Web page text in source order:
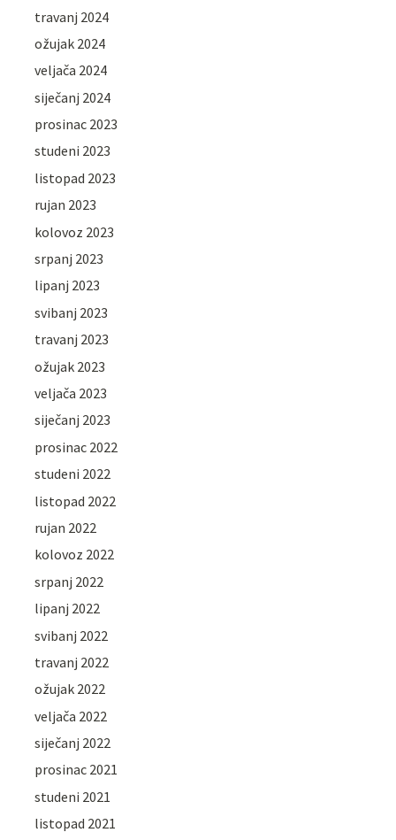
travanj 2024
ožujak 2024
veljača 2024
siječanj 2024
prosinac 2023
studeni 2023
listopad 2023
rujan 2023
kolovoz 2023
srpanj 2023
lipanj 2023
svibanj 2023
travanj 2023
ožujak 2023
veljača 2023
siječanj 2023
prosinac 2022
studeni 2022
listopad 2022
rujan 2022
kolovoz 2022
srpanj 2022
lipanj 2022
svibanj 2022
travanj 2022
ožujak 2022
veljača 2022
siječanj 2022
prosinac 2021
studeni 2021
listopad 2021